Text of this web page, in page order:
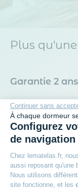
Continuer sans
À chaque dormeur
Configurez
de navigation
Chez lematelas.fr,
aussi reposant qu'une
Nous utilisons
site fonctionne, et les
Plus
Garantie 2 ans
30 jours pour
Livraison
Livraison à